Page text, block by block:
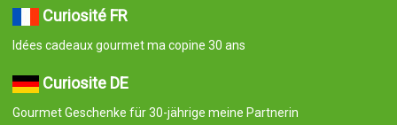
Curiosité FR
Idées cadeaux gourmet ma copine 30 ans
Curiosite DE
Gourmet Geschenke für 30-jährige meine Partnerin